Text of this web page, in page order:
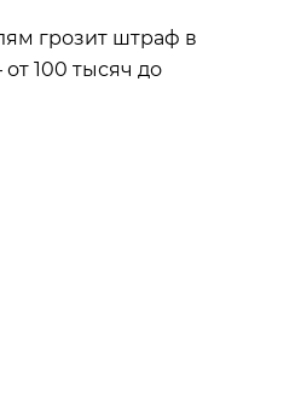
грозит штраф в
100 тысяч до